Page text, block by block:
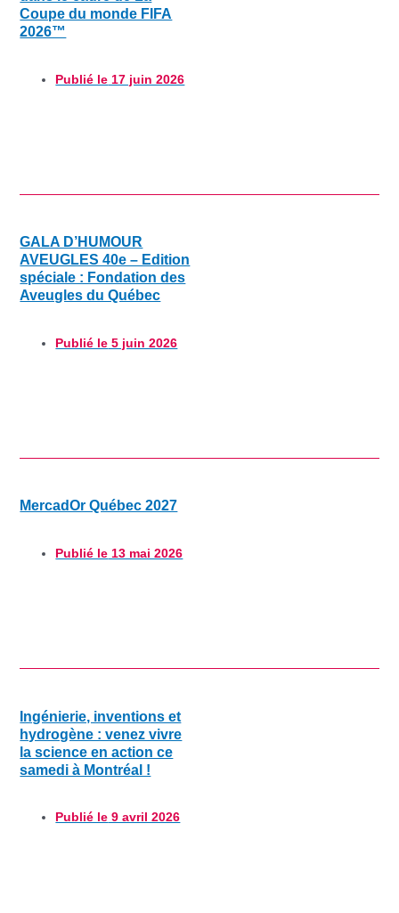
Coupe du monde FIFA
2026™
Publié le 17 juin 2026
GALA D’HUMOUR
AVEUGLES 40e – Edition
spéciale : Fondation des
Aveugles du Québec
Publié le 5 juin 2026
MercadOr Québec 2027
Publié le 13 mai 2026
Ingénierie, inventions et
hydrogène : venez vivre
la science en action ce
samedi à Montréal !
Publié le 9 avril 2026